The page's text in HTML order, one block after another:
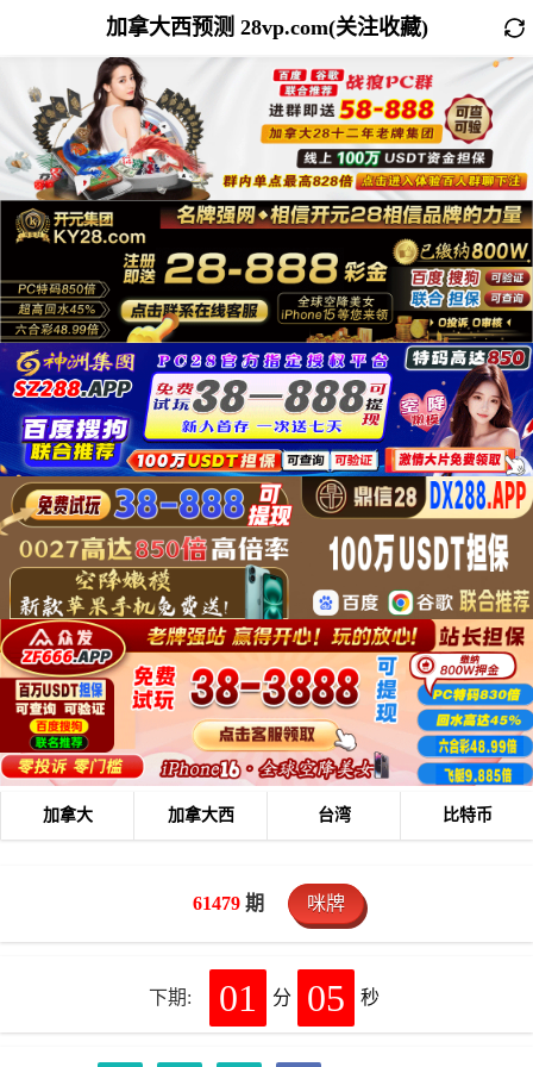
加拿大西预测 28vp.com(关注收藏)
加拿大 加拿大西 台湾 比特币
61479 期 咪牌
下期: 01 分 05 秒